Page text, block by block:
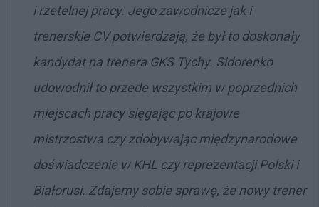
i rzetelnej pracy. Jego zawodnicze jak i
trenerskie CV potwierdzają, że był to doskonały
kandydat na trenera GKS Tychy. Sidorenko
udowodnił to przede wszystkim w poprzednich
miejscach pracy sięgając po krajowe
mistrzostwa czy zdobywając międzynarodowe
doświadczenie w KHL czy reprezentacji Polski i
Białorusi. Zdajemy sobie sprawę, że nowy trener